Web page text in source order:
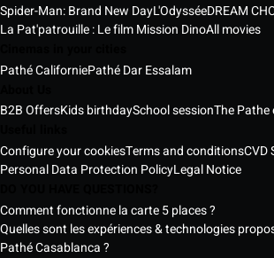
Spider-Man: Brand New DayL'Odyssée
La Pat'patrouille : Le film Mission DinoAll movies
Pathé CaliforniePathé Dar Essalam
B2B OffersKids birthdaySchool sessionThe Pathe
Configure your cookiesTerms and conditionsCVD
Personal Data Protection PolicyLegal Notice
Comment fonctionne la carte 5 places ?
Quelles sont les expériences & technologies
Pathé Casablanca ?